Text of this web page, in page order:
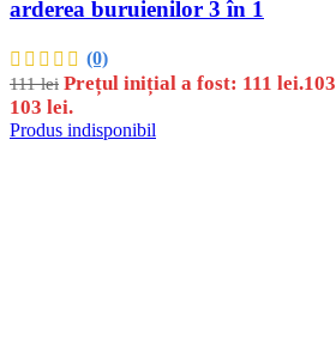
arderea buruienilor 3 în 1
(0)
111lei Prețul inițial a fost: 111 lei.103
103 lei.
Produs indisponibil